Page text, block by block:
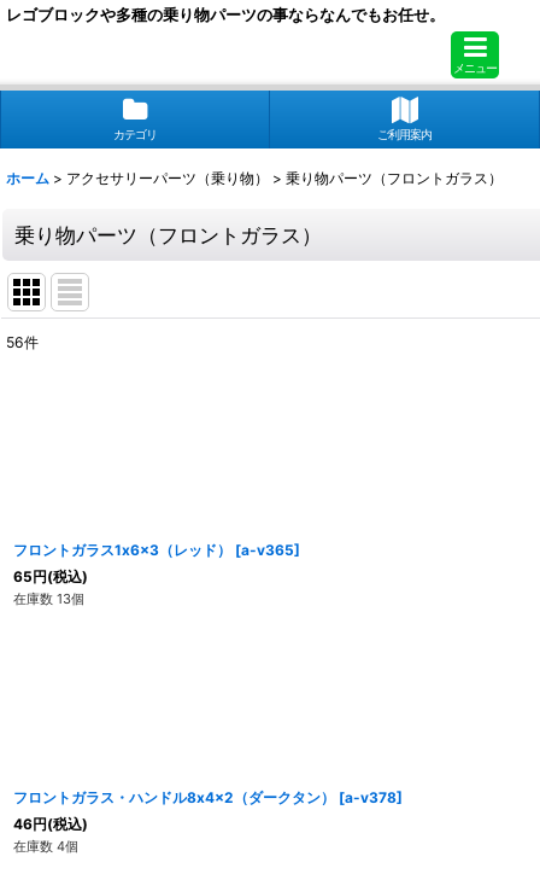
レゴブロックや多種の乗り物パーツの事ならなんでもお任せ。
メニュー
カテゴリ ご利用案内
ホーム > アクセサリーパーツ（乗り物） > 乗り物パーツ（フロントガラス）
乗り物パーツ（フロントガラス）
56件
フロントガラス1x6x3（レッド） [a-v365]
65円(税込)
在庫数 13個
フロントガラス・ハンドル8x4x2（ダークタン） [a-v378]
46円(税込)
在庫数 4個